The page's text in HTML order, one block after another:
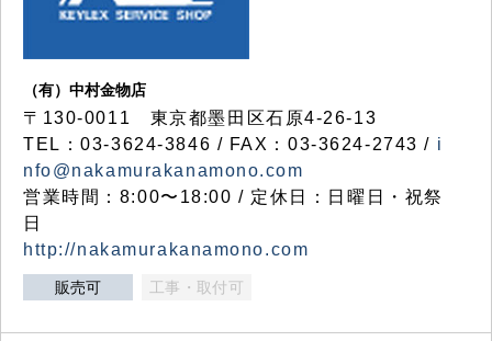
（有）中村金物店
〒130-0011 東京都墨田区石原4-26-13
TEL：03-3624-3846 / FAX：03-3624-2743 / i
nfo@nakamurakanamono.com
営業時間：8:00〜18:00 / 定休日：日曜日・祝祭
日
http://nakamurakanamono.com
販売可 工事・取付可